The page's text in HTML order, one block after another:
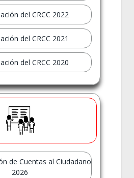
del CRCC 2022
del CRCC 2021
del CRCC 2020
de Cuentas al Ciudadano
2026